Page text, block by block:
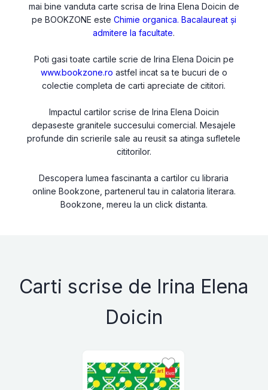
mai bine vanduta carte scrisa de Irina Elena Doicin de
pe BOOKZONE este Chimie organica. Bacalaureat și
admitere la facultate.
Poti gasi toate cartile scrie de Irina Elena Doicin pe
www.bookzone.ro astfel incat sa te bucuri de o
colectie completa de carti apreciate de cititori.
Impactul cartilor scrise de Irina Elena Doicin
depaseste granitele succesului comercial. Mesajele
profunde din scrierile sale au reusit sa atinga sufletele
cititorilor.
Descopera lumea fascinanta a cartilor cu libraria
online Bookzone, partenerul tau in calatoria literara.
Bookzone, mereu la un click distanta.
Carti scrise de Irina Elena
Doicin